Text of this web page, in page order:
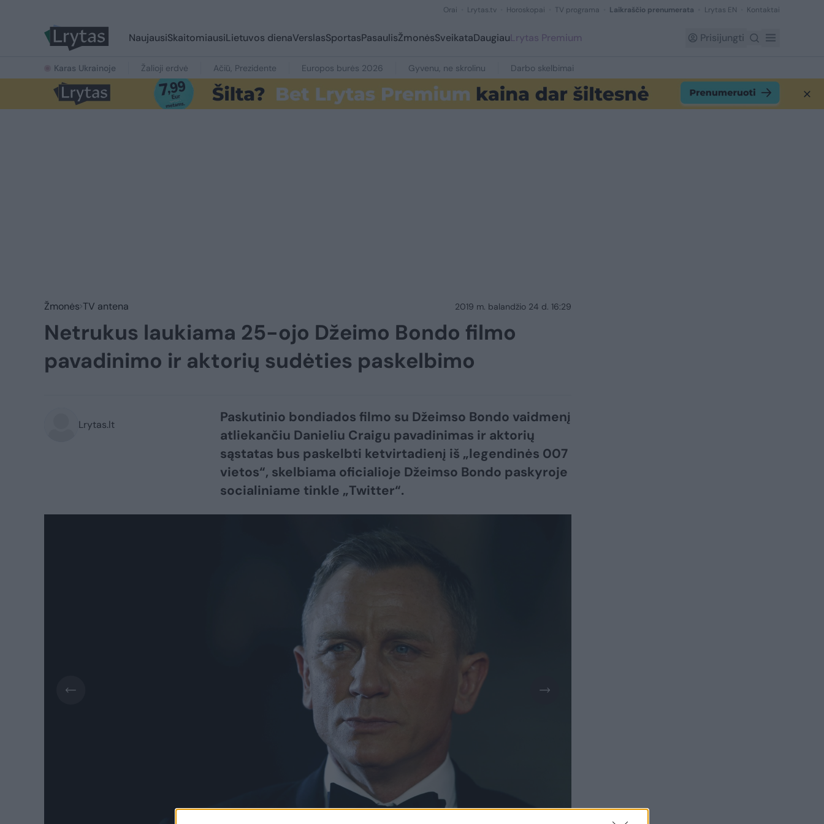
Orai Lrytas.tv Horoskopai TV programa Laikraščio prenumerata Lrytas EN Kontaktai
NaujausiSkaitomiausiLietuvos dienaVerslasSportasPasaulisŽmonėsSveikataDaugiauLrytas Premium Prisijungti
Karas Ukrainoje Žalioji erdvė Ačiū, Prezidente Europos burės 2026 Gyvenu, ne skrolinu Darbo skelbimai
Žmonės TV antena 2019 m. balandžio 24 d. 16:29
Netrukus laukiama 25-ojo Džeimo Bondo filmo
pavadinimo ir aktorių sudėties paskelbimo
Lrytas.lt
Paskutinio bondiados filmo su Džeimso Bondo vaidmenį
atliekančiu Danieliu Craigu pavadinimas ir aktorių
sąstatas bus paskelbti ketvirtadienį iš „legendinės 007
vietos“, skelbiama oficialioje Džeimso Bondo paskyroje
socialiniame tinkle „Twitter“.